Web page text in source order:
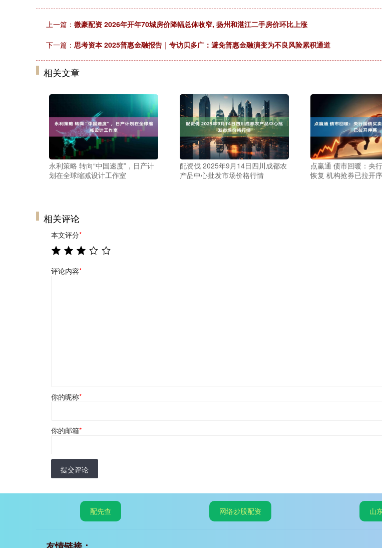
上一篇： 微豪配资 2026年开年70城房价降幅总体收窄, 扬州和湛江二手房价环比上涨
下一篇： 思考资本 2025普惠金融报告｜专访贝多广：避免普惠金融演变为不良风险累积通道
相关文章
永利策略 转向“中国速度”，日产计
划在全球缩减设计工作室
配资伐 2025年9月14日四川成都农
产品中心批发市场价格行情
点赢通 债市回暖：央
恢复 机构抢券已拉开
相关评论
本文评分*
评论内容*
你的昵称*
你的邮箱*
提交评论
配先查 网络炒股配资 山